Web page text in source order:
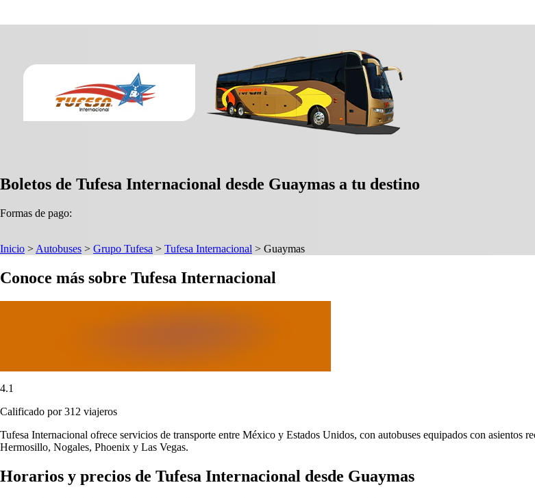
Boletos de Tufesa Internacional desde Guaymas a tu destino
Formas de pago:
Inicio > Autobuses > Grupo Tufesa > Tufesa Internacional > Guaymas
Conoce más sobre Tufesa Internacional
4.1
Calificado por 312 viajeros
Tufesa Internacional ofrece servicios de transporte entre México y Estados Unidos, con autobuses equipados con
Hermosillo, Nogales, Phoenix y Las Vegas.
Horarios y precios de Tufesa Internacional desde Guaymas